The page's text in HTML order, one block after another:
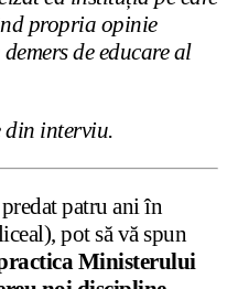
propria opinie
de educare al
din interviu.
patru ani în
pot să vă spun
Ministerului